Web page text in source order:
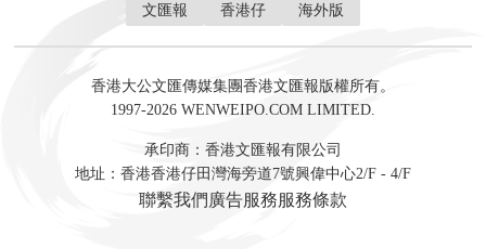
灣區人
財經 地產 投資 財評 數字經濟
訪談 直播 經湋論
藝術 文學
文匯報 香港仔 海外版
香港大公文匯傳媒集團香港文匯報版權所有。
1997-2026 WENWEIPO.COM LIMITED.
承印商：香港文匯報有限公司
地址：香港香港仔田灣海旁道7號興偉中心2/F - 4/F
聯繫我們 廣告服務服務條款